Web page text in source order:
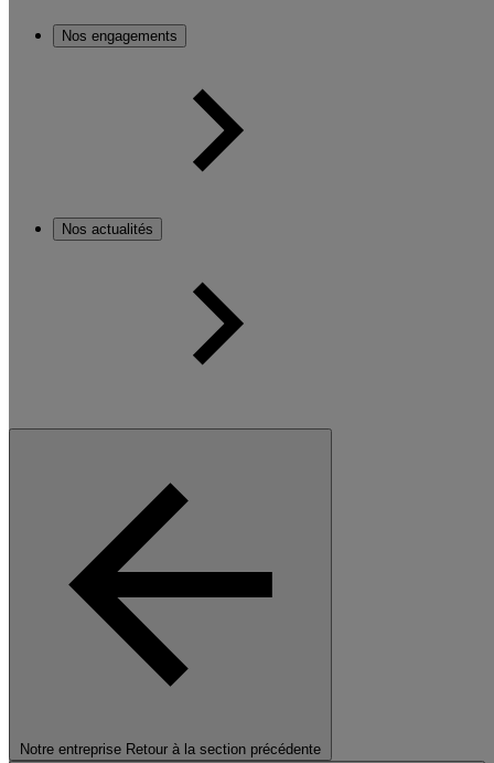
Nos engagements
Nos actualités
Notre entreprise Retour à la section précédente